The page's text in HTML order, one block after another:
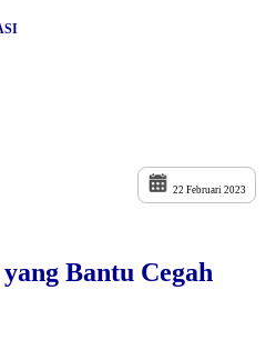
22 Februari 2023
Bantu Cegah